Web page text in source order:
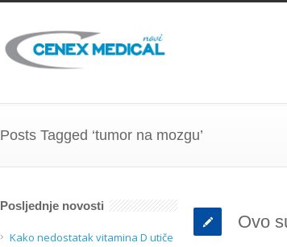
Posts Tagged ‘tumor na mozgu’
Ovo
Posljednje novosti
Kako nedostatak vitamina D utiče